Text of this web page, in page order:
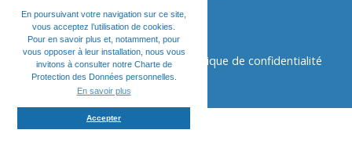
En poursuivant votre navigation sur ce site,
vous acceptez l’utilisation de cookies.
Pour en savoir plus et, notamment, pour
vous opposer à leur installation, nous vous
invitons à consulter notre Charte de
Protection des Données personnelles.
En savoir plus
Accepter
Accès Mentions Légales Politique de confidentialité